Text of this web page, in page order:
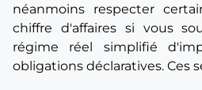
néanmoins respecter
chiffre d'affaires si vous
régime réel simplifié
obligations déclaratives. Ces